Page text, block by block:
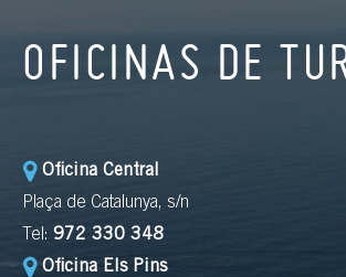
OFICINAS DE
Oficina Central
Plaça de Catalunya, s/n
Tel: 972 330 348
Oficina Els Pins